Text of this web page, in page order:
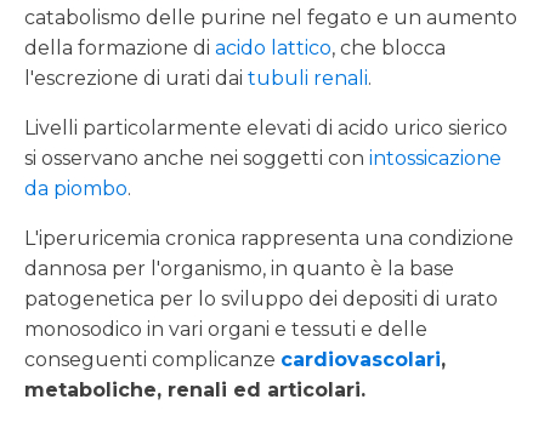
catabolismo delle purine nel fegato e un aumento
della formazione di acido lattico, che blocca
l'escrezione di urati dai tubuli renali.
Livelli particolarmente elevati di acido urico sierico
si osservano anche nei soggetti con intossicazione
da piombo.
L'iperuricemia cronica rappresenta una condizione
dannosa per l'organismo, in quanto è la base
patogenetica per lo sviluppo dei depositi di urato
monosodico in vari organi e tessuti e delle
conseguenti complicanze cardiovascolari,
metaboliche, renali ed articolari.